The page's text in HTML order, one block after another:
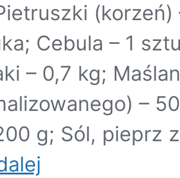
Cebula – 1
– 0,7 kg;
–
g; Sól, pieprz